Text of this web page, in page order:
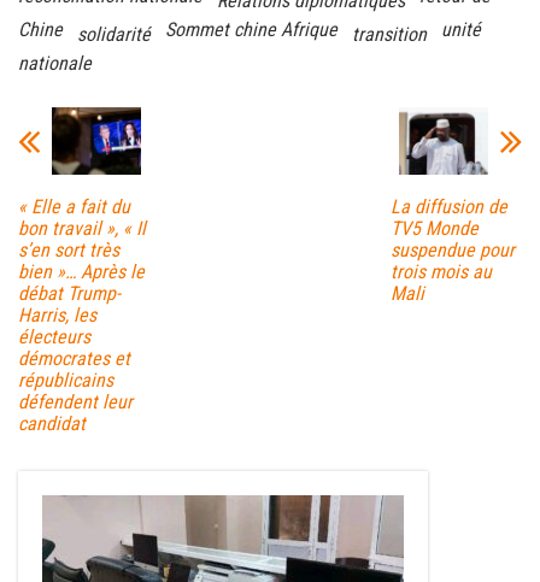
Chine
solidarité Sommet chine Afrique transition
unité
nationale
« Elle a fait du
bon travail », « Il
s’en sort très
bien »… Après le
débat Trump-
Harris, les
électeurs
démocrates et
républicains
défendent leur
candidat
La diffusion de
TV5 Monde
suspendue pour
trois mois au
Mali